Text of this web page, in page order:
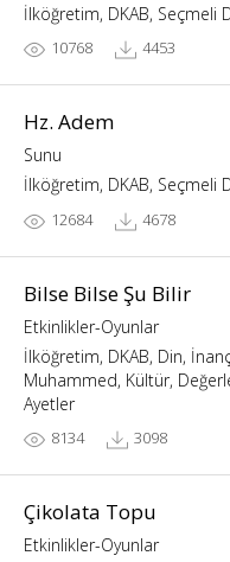
İlköğretim, DKAB, Seçmeli
10768 4453
Hz. Adem
Sunu
İlköğretim, DKAB, Seçmeli
12684 4678
Bilse Bilse Şu Bilir
Etkinlikler-Oyunlar
İlköğretim, DKAB, Din,
Muhammed, Kültür,
Ayetler
8134 3098
Çikolata Topu
Etkinlikler-Oyunlar